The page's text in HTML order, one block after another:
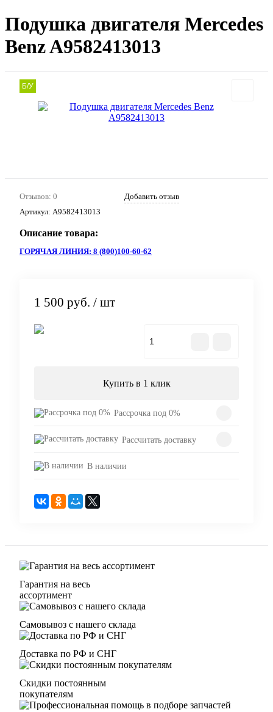
Подушка двигателя Mercedes
Benz A9582413013
Б/У
Отзывов: 0
Добавить отзыв
Артикул: A9582413013
Описание товара:
ГОРЯЧАЯ ЛИНИЯ: 8 (800)100-60-62
1 500 руб. / шт
Купить в 1 клик
Рассрочка под 0%
Рассчитать доставку
В наличии
Гарантия на весь
ассортимент
Самовывоз с нашего склада
Доставка по РФ и СНГ
Скидки постоянным
покупателям